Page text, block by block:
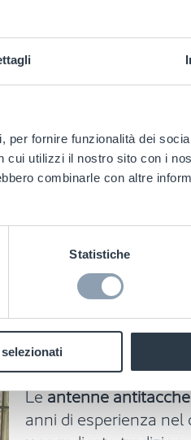
fornire funzionalità dei
utilizzi il nostro sito con i
combinarle con altre
Statistiche
per offrire ai
la prevenzione delle
distribuzione
Leantenne
anni di esperienza